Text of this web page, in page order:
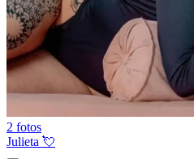
2 fotos
Julieta 💘